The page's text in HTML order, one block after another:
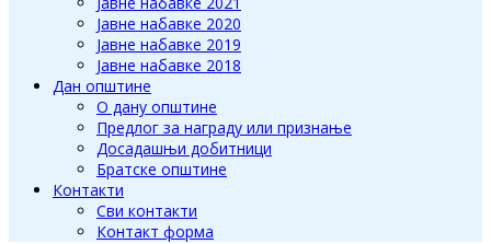
Јавне набавке 2020
Јавне набавке 2019
Јавне набавке 2018
Дан општине
О дану општине
Предлог за награду или признање
Досадашњи добитници
Братске општине
Контакти
Сви контакти
Контакт форма